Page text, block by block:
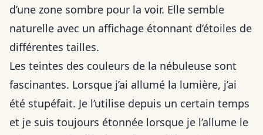
d’une zone sombre pour la voir. Elle semble
naturelle avec un affichage étonnant d’étoiles de
différentes tailles.
Les teintes des couleurs de la nébuleuse sont
fascinantes. Lorsque j’ai allumé la lumière, j’ai
été stupéfait. Je l’utilise depuis un certain temps
et je suis toujours étonnée lorsque je l’allume le